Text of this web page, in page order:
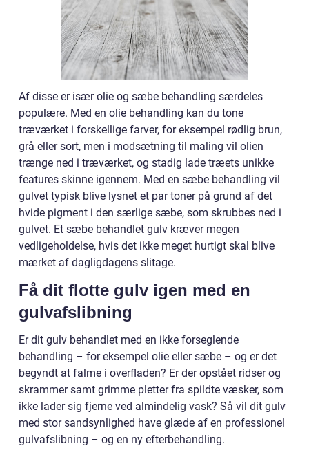
Af disse er især olie og sæbe behandling særdeles
populære. Med en olie behandling kan du tone
træværket i forskellige farver, for eksempel rødlig brun,
grå eller sort, men i modsætning til maling vil olien
trænge ned i træværket, og stadig lade træets unikke
features skinne igennem. Med en sæbe behandling vil
gulvet typisk blive lysnet et par toner på grund af det
hvide pigment i den særlige sæbe, som skrubbes ned i
gulvet. Et sæbe behandlet gulv kræver megen
vedligeholdelse, hvis det ikke meget hurtigt skal blive
mærket af dagligdagens slitage.
Få dit flotte gulv igen med en
gulvafslibning
Er dit gulv behandlet med en ikke forseglende
behandling – for eksempel olie eller sæbe – og er det
begyndt at falme i overfladen? Er der opstået ridser og
skrammer samt grimme pletter fra spildte væsker, som
ikke lader sig fjerne ved almindelig vask? Så vil dit gulv
med stor sandsynlighed have glæde af en professionel
gulvafslibning – og en ny efterbehandling.